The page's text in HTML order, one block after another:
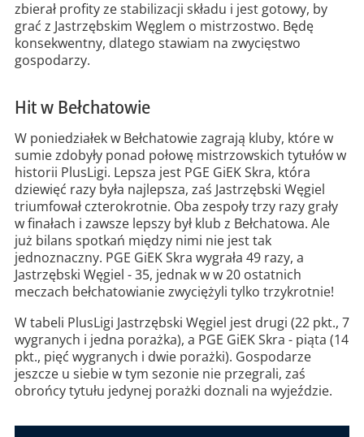
zbierał profity ze stabilizacji składu i jest gotowy, by
grać z Jastrzębskim Węglem o mistrzostwo. Będę
konsekwentny, dlatego stawiam na zwycięstwo
gospodarzy.
Hit w Bełchatowie
W poniedziałek w Bełchatowie zagrają kluby, które w
sumie zdobyły ponad połowę mistrzowskich tytułów w
historii PlusLigi. Lepsza jest PGE GiEK Skra, która
dziewięć razy była najlepsza, zaś Jastrzębski Węgiel
triumfował czterokrotnie. Oba zespoły trzy razy grały
w finałach i zawsze lepszy był klub z Bełchatowa. Ale
już bilans spotkań między nimi nie jest tak
jednoznaczny. PGE GiEK Skra wygrała 49 razy, a
Jastrzębski Węgiel - 35, jednak w w 20 ostatnich
meczach bełchatowianie zwyciężyli tylko trzykrotnie!
W tabeli PlusLigi Jastrzębski Węgiel jest drugi (22 pkt., 7
wygranych i jedna porażka), a PGE GiEK Skra - piąta (14
pkt., pięć wygranych i dwie porażki). Gospodarze
jeszcze u siebie w tym sezonie nie przegrali, zaś
obrońcy tytułu jedynej porażki doznali na wyjeździe.